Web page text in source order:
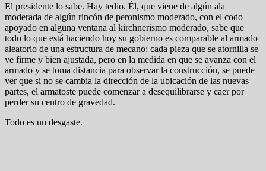
El presidente lo sabe. Hay tedio. Él, que viene de algún ala
moderada de algún rincón de peronismo moderado, con el codo
apoyado en alguna ventana al kirchnerismo moderado, sabe que
todo lo que está haciendo hoy su gobierno es comparable al armado
aleatorio de una estructura de mecano: cada pieza que se atornilla se
ve firme y bien ajustada, pero en la medida en que se avanza con el
armado y se toma distancia para observar la construcción, se puede
ver que si no se cambia la dirección de la ubicación de las nuevas
partes, el armatoste puede comenzar a desequilibrarse y caer por
perder su centro de gravedad.
Todo es un desgaste.